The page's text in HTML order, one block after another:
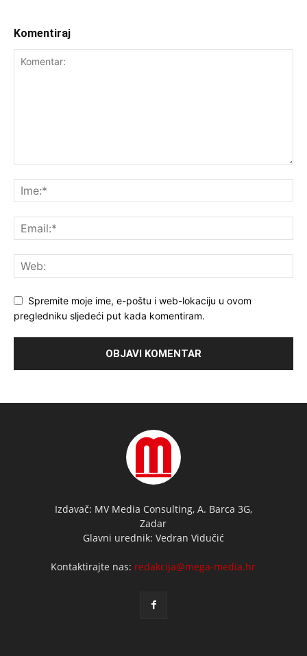
Komentiraj
Spremite moje ime, e-poštu i web-lokaciju u ovom
pregledniku sljedeći put kada komentiram.
Izdavač: MV Media Consulting, A. Barca 3G,
Zadar
Glavni urednik: Vedran Vidučić
Kontaktirajte nas: redakcija@mega-media.hr